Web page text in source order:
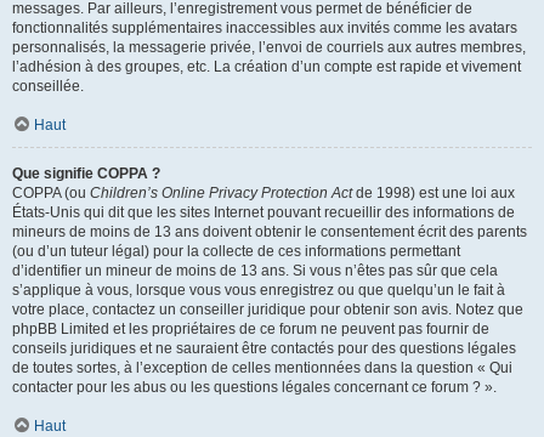
messages. Par ailleurs, l’enregistrement vous permet de bénéficier de
fonctionnalités supplémentaires inaccessibles aux invités comme les avatars
personnalisés, la messagerie privée, l’envoi de courriels aux autres membres,
l’adhésion à des groupes, etc. La création d’un compte est rapide et vivement
conseillée.
Haut
Que signifie COPPA ?
COPPA (ou Children’s Online Privacy Protection Actde 1998) est une loi aux
États-Unis qui dit que les sites Internet pouvant recueillir des informations de
mineurs de moins de 13 ans doivent obtenir le consentement écrit des parents
(ou d’un tuteur légal) pour la collecte de ces informations permettant
d’identifier un mineur de moins de 13 ans. Si vous n’êtes pas sûr que cela
s’applique à vous, lorsque vous vous enregistrez ou que quelqu’un le fait à
votre place, contactez un conseiller juridique pour obtenir son avis. Notez que
phpBB Limited et les propriétaires de ce forum ne peuvent pas fournir de
conseils juridiques et ne sauraient être contactés pour des questions légales
de toutes sortes, à l’exception de celles mentionnées dans la question « Qui
contacter pour les abus ou les questions légales concernant ce forum ? ».
Haut